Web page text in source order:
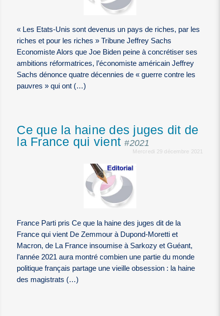
« Les Etats-Unis sont devenus un pays de riches, par les
riches et pour les riches » Tribune Jeffrey Sachs
Economiste Alors que Joe Biden peine à concrétiser ses
ambitions réformatrices, l’économiste américain Jeffrey
Sachs dénonce quatre décennies de « guerre contre les
pauvres » qui ont (…)
Ce que la haine des juges dit de
la France qui vient#2021
Mercredi 29 décembre 2021
France Parti pris Ce que la haine des juges dit de la
France qui vient De Zemmour à Dupond-Moretti et
Macron, de La France insoumise à Sarkozy et Guéant,
l’année 2021 aura montré combien une partie du monde
politique français partage une vieille obsession : la haine
des magistrats (…)